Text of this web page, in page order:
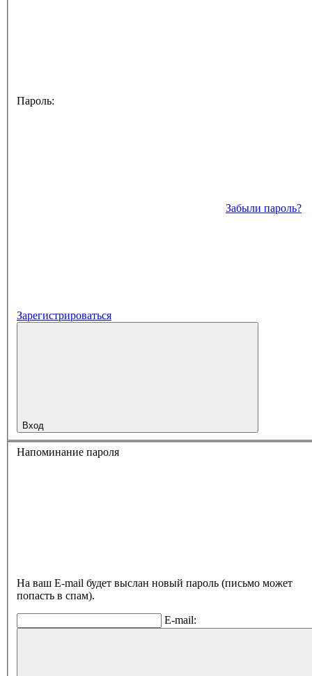
Пароль:
Забыли пароль?
Зарегистрироваться
Вход
Напоминание пароля
На ваш E-mail будет выслан новый пароль (письмо может
попасть в спам).
E-mail: